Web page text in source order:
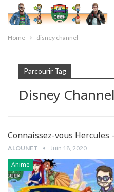
Home disney channel
Parcourir Tag
Disney Channel
Connaissez-vous Hercules
ALOUNET Juin 18, 2020
Anime